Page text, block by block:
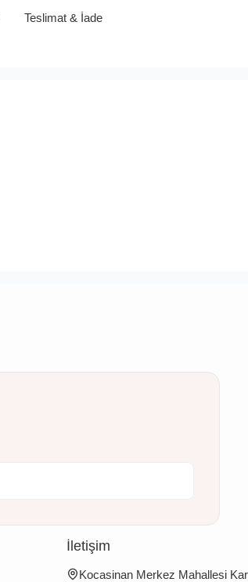
Teslimat & İade
İletişim
Kocasinan Merkez Mahallesi